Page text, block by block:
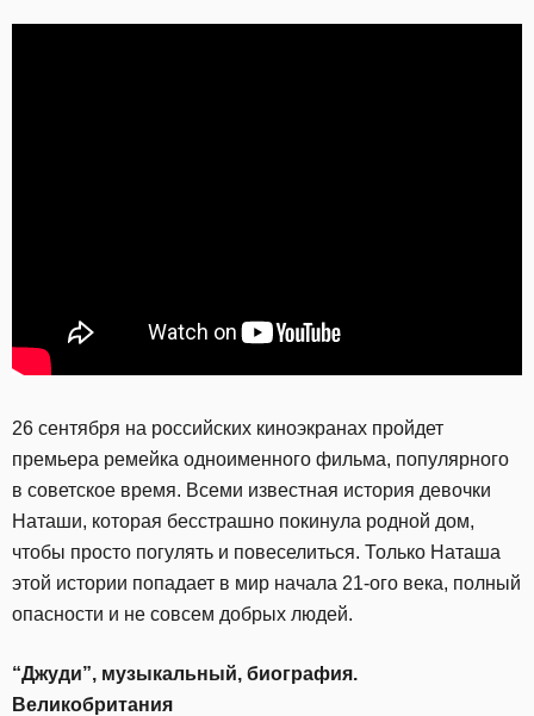
26 сентября на российских киноэкранах пройдет
премьера ремейка одноименного фильма, популярного
в советское время. Всеми известная история девочки
Наташи, которая бесстрашно покинула родной дом,
чтобы просто погулять и повеселиться. Только Наташа
этой истории попадает в мир начала 21-ого века, полный
опасности и не совсем добрых людей.
“Джуди”, музыкальный, биография.
Великобритания